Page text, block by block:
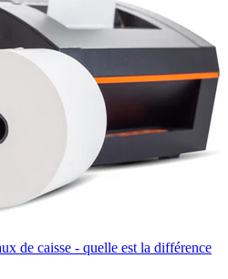
de caisse - quelle est la différence